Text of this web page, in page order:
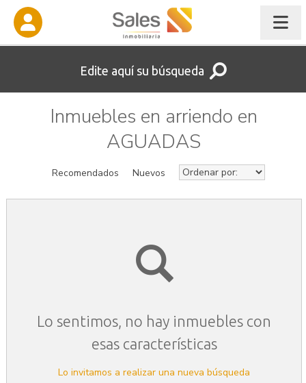
Edite aquí su búsqueda
Inmuebles en arriendo en
AGUADAS
Recomendados Nuevos
Lo sentimos, no hay inmuebles con
esas características
Lo invitamos a realizar una nueva búsqueda